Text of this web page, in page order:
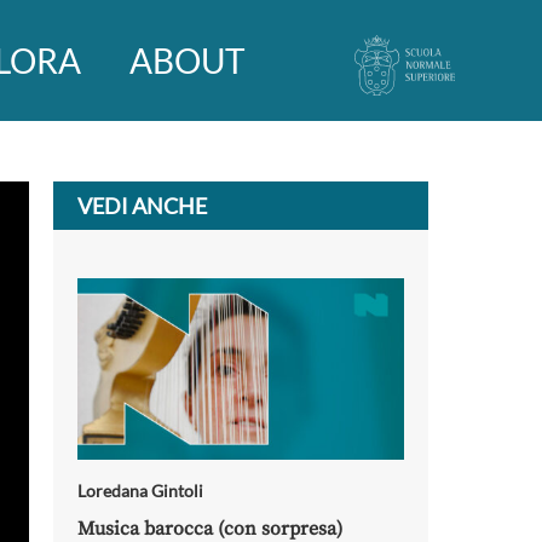
ABOUT
VEDI ANCHE
Loredana Gintoli
Musica barocca (con sorpresa)